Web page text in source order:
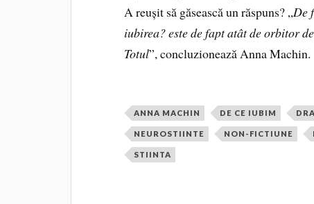
A reușit să găsească un răspuns? „De
iubirea? este de fapt atât de orbitor
Totul”, concluzionează Anna Machin.
ANNA MACHIN DE CE IUBIM
NEUROSTIINTE NON-FICTIUNE
STIINTA